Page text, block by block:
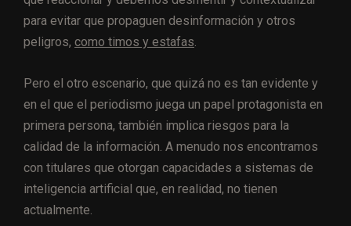
para evitar que propaguen desinformación y otros
peligros, como timos y estafas
Pero el otro escenario, que quizá no es tan evidente y
en el que el periodismo juega un papel protagonista en
primera persona, también implica riesgos para la
calidad de la información. A menudo nos encontramos
con titulares que otorgan capacidades a sistemas de
inteligencia artificial que, en realidad, no tienen
actualmente.